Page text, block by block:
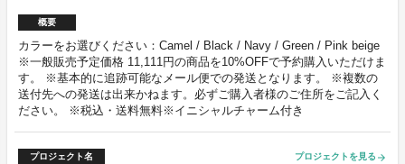
概要
カラーをお選びください：Camel / Black / Navy / Green / Pink beige
※一般販売予定価格 11,111円の商品を10%OFFで予約購入いただけま
す。 ※基本的に追跡可能なメール便での発送となります。 ※複数の
送付先への発送は出来かねます。必ずご購入者様のご住所をご記入く
ださい。 ※税込・送料無料※イニシャルチャーム付き
プロジェクト名 プロジェクトを見る arrow_forward